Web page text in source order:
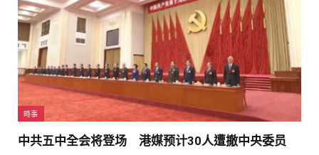
時事
中共五中全会将登场 港媒预计30人遭撤中央委员